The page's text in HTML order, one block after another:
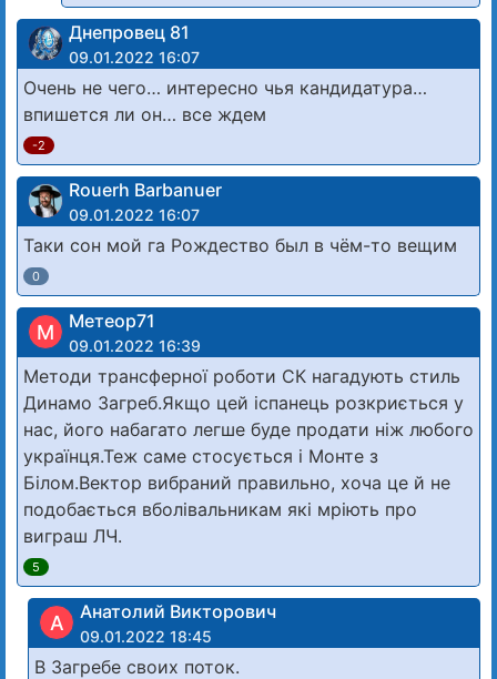
Днепровец 81
09.01.2022 16:07
Очень не чего… интересно чья кандидатура…
впишется ли он… все ждем
-2
Rouerh Barbanuer
09.01.2022 16:07
Таки сон мой га Рождество был в чём-то вещим
0
М Метеор71
09.01.2022 16:39
Методи трансферної роботи СК нагадують стиль
Динамо Загреб.Якщо цей іспанець розкриється у
нас, його набагато легше буде продати ніж любого
українця.Теж саме стосується і Монте з
Білом.Вектор вибраний правильно, хоча це й не
подобається вболівальникам які мріють про
виграш ЛЧ.
5
А Анатолий Викторович
09.01.2022 18:45
В Загребе своих поток.